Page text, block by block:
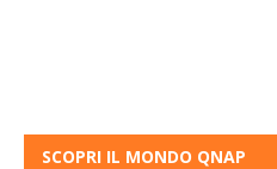
SCOPRI IL MONDO QNAP